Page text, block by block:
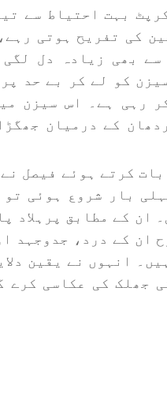
کہا کہ پنچایت 5 کا اسکرپٹ
کی تفریح ہوتی
بھی زیادہ دل لگی
کو لے کر بے حد
رہی ہے۔ اس سیزن
کے درمیان
کرتے ہوئے فیصل
بار شروع ہوئی
ان کے مطابق پرہلاد
ان کے درد، جدوجہد
جھلک کی عکاسی کرے